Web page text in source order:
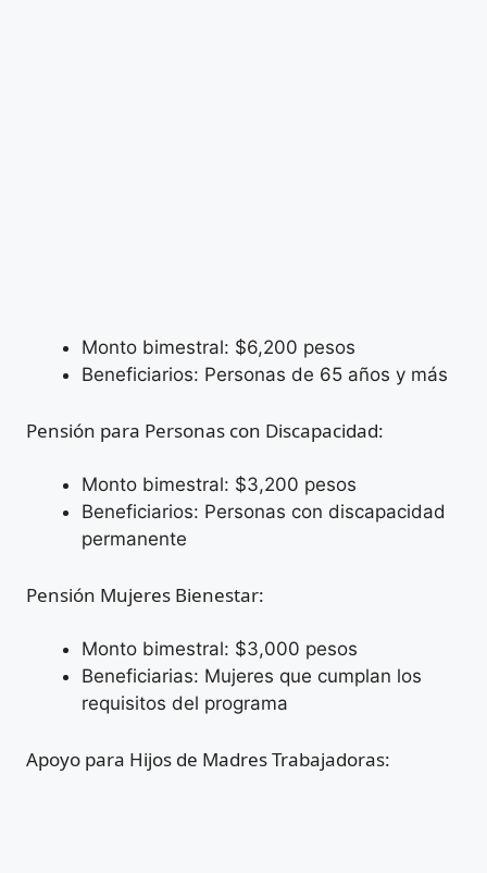
Monto bimestral: $6,200 pesos
Beneficiarios: Personas de 65 años y más
Pensión para Personas con Discapacidad:
Monto bimestral: $3,200 pesos
Beneficiarios: Personas con discapacidad
permanente
Pensión Mujeres Bienestar:
Monto bimestral: $3,000 pesos
Beneficiarias: Mujeres que cumplan los
requisitos del programa
Apoyo para Hijos de Madres Trabajadoras: